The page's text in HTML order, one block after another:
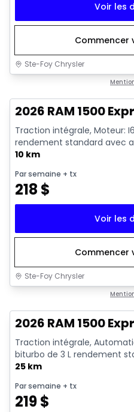
Voir les
Commencer
Ste-Foy Chrysler
2026 RAM 1500
Traction intégrale, Moteur:
rendement standard avec
10 km
Par semaine + tx
218 $
Voir les
Commencer
Ste-Foy Chrysler
2026 RAM 1500
Traction intégrale,
biturbo de 3 L rendement
25 km
Par semaine + tx
219$